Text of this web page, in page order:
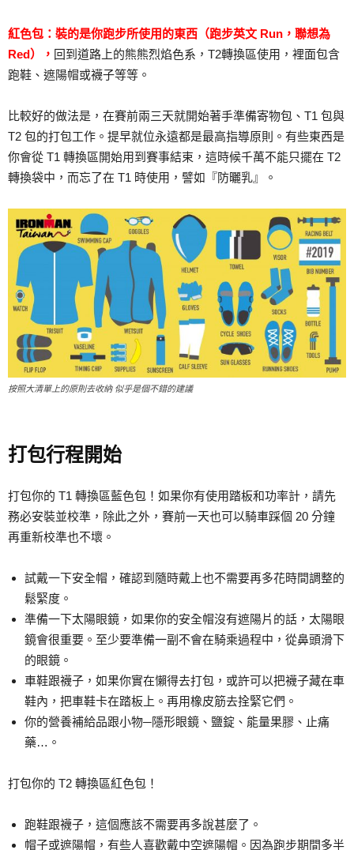
紅色包：裝的是你跑步所使用的東西（跑步英文 Run，聯想為
Red）， 回到道路上的熊熊烈焰色系，T2轉換區使用，裡面包含
跑鞋、遮陽帽或襪子等等。
比較好的做法是，在賽前兩三天就開始著手準備寄物包、T1 包與
T2 包的打包工作。提早就位永遠都是最高指導原則。有些東西是
你會從 T1 轉換區開始用到賽事結束，這時候千萬不能只擺在 T2
轉換袋中，而忘了在 T1 時使用，譬如『防曬乳』。
按照大清單上的原則去收納 似乎是個不錯的建議
打包行程開始
打包你的 T1 轉換區藍色包！如果你有使用踏板和功率計，請先
務必安裝並校準，除此之外，賽前一天也可以騎車踩個 20 分鐘
再重新校準也不壞。
試戴一下安全帽，確認到隨時戴上也不需要再多花時間調整的
鬆緊度。
準備一下太陽眼鏡，如果你的安全帽沒有遮陽片的話，太陽眼
鏡會很重要。至少要準備一副不會在騎乘過程中，從鼻頭滑下
的眼鏡。
車鞋跟襪子，如果你實在懶得去打包，或許可以把襪子藏在車
鞋內，把車鞋卡在踏板上。再用橡皮筋去拴緊它們。
你的營養補給品跟小物─隱形眼鏡、鹽錠、能量果膠、止痛
藥…。
打包你的 T2 轉換區紅色包！
跑鞋跟襪子，這個應該不需要再多說甚麼了。
帽子或遮陽帽，有些人喜歡戴中空遮陽帽。因為跑步期間多半